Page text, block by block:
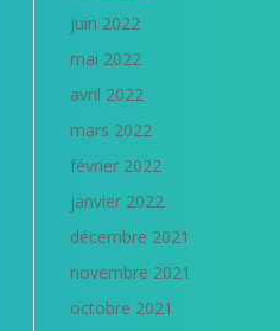
juin 2022
mai 2022
avril 2022
mars 2022
février 2022
janvier 2022
décembre 2021
novembre 2021
octobre 2021